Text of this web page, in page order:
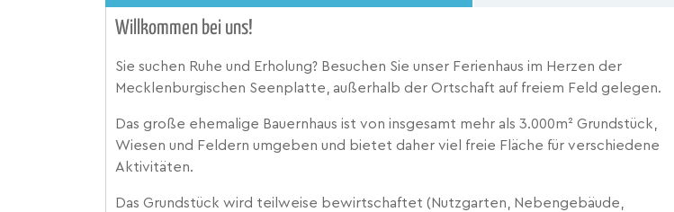
Willkommen bei uns!
Sie suchen Ruhe und Erholung? Besuchen Sie unser Ferienhaus im Herzen der
Mecklenburgischen Seenplatte, außerhalb der Ortschaft auf freiem Feld gelegen.
Das große ehemalige Bauernhaus ist von insgesamt mehr als 3.000m² Grundstück,
Wiesen und Feldern umgeben und bietet daher viel freie Fläche für verschiedene
Aktivitäten.
Das Grundstück wird teilweise bewirtschaftet (Nutzgarten, Nebengebäude,